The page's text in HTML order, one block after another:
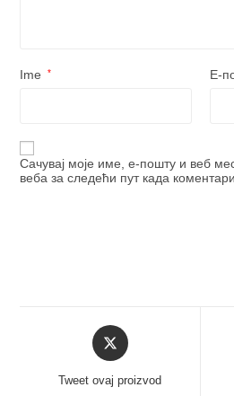
Ime * Е-
Сачувај моје име, е-пошту и веб
веба за следећи пут када
Tweet ovaj proizvod